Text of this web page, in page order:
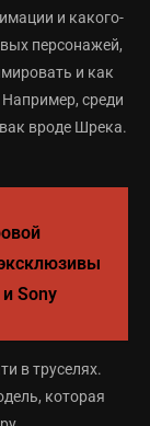
и какого-
персонажей,
и как
среди
вроде Шрека.
Sony
в труселях.
которая